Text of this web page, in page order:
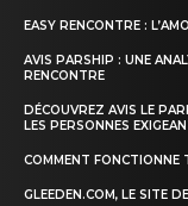
EASY RENCONTRE :
AVIS PARSHIP : UNE
RENCONTRE
DÉCOUVREZ AVIS LE
LES PERSONNES
COMMENT FONCTIONNE
GLEEDEN.COM, LE SITE